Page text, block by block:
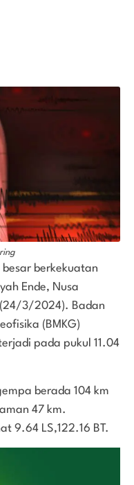
berkekuatan
Ende, Nusa
(24/3/2024). Badan
(BMKG)
pada pukul 11.04
berada 104 km
47 km.
9.64 LS,122.16 BT.